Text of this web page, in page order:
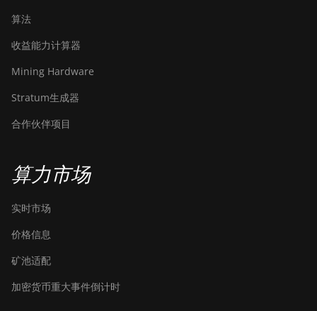
算法
收益能力计算器
Mining Hardware
Stratum生成器
合作伙伴项目
算力市场
实时市场
价格信息
矿池适配
加密货币重大事件倒计时